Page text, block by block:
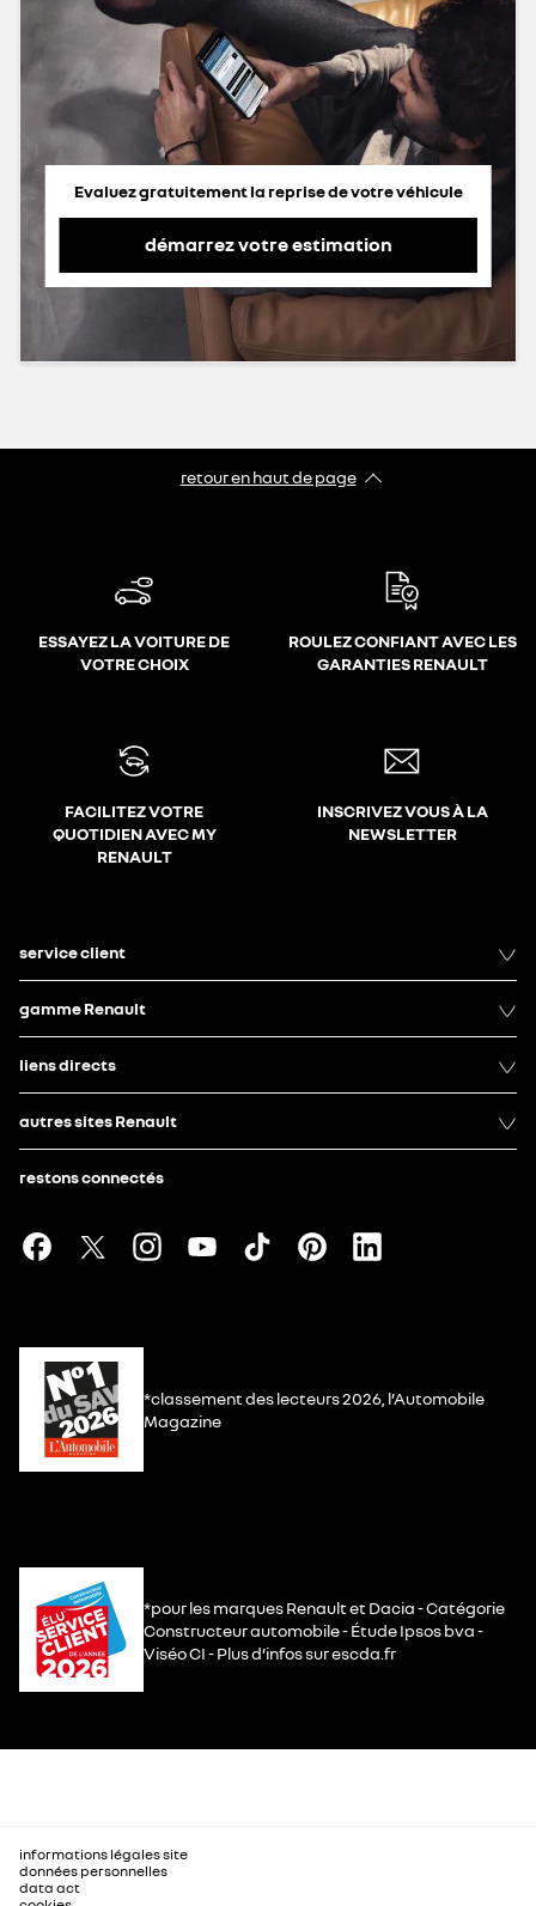
Evaluez gratuitement la reprise de votre véhicule
démarrez votre estimation
retour en haut de page​
ESSAYEZ LA VOITURE DE
VOTRE CHOIX
ROULEZ CONFIANT AVEC LES
GARANTIES RENAULT
FACILITEZ VOTRE
QUOTIDIEN AVEC MY
RENAULT
INSCRIVEZ VOUS À LA
NEWSLETTER
service client
gamme Renault
liens directs
autres sites Renault
restons connectés
*classement des lecteurs 2026, l’Automobile
Magazine
*pour les marques Renault et Dacia - Catégorie
Constructeur automobile - Étude Ipsos bva -
Viséo CI - Plus d’infos sur escda.fr
informations légales site
données personnelles
data act